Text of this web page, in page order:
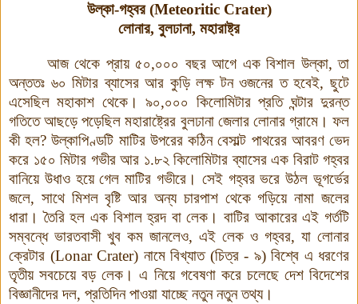
উল্কা-গহ্বর (Meteoritic Crater)
লোনার, বুলঢানা, মহারাষ্ট্র
আজ থেকে প্রায় ৫০,০০০ বছর আগে এক বিশাল উল্কা, তা
অন্ততঃ ৬০ মিটার ব্যাসের আর কুড়ি লক্ষ টন ওজনের ত হবেই, ছুটে
এসেছিল মহাকাশ থেকে। ৯০,০০০ কিলোমিটার প্রতি ঘন্টার দুরন্ত
গতিতে আছড়ে পড়েছিল মহারাষ্ট্রের বুলঢানা জেলার লোনার গ্রামে। ফল
কী হল? উল্কাপিণ্ডটি মাটির উপরের কঠিন বেসাল্ট পাথরের আবরণ ভেদ
করে ১৫০ মিটার গভীর আর ১.৮২ কিলোমিটার ব্যাসের এক বিরাট গহ্বর
বানিয়ে উধাও হয়ে গেল মাটির গভীরে। সেই গহ্বর ভরে উঠল ভূগর্ভের
জলে, সাথে মিশল বৃষ্টি আর অন্য চারপাশ থেকে গড়িয়ে নামা জলের
ধারা। তৈরি হল এক বিশাল হ্রদ বা লেক। বাটির আকারের এই গর্তটি
সম্বন্ধে ভারতবাসী খুব কম জানলেও, এই লেক ও গহ্বর, যা লোনার
ক্রেটার (Lonar Crater) নামে বিখ্যাত (চিত্র - ৯) বিশ্বে এ ধরণের
তৃতীয় সবচেয়ে বড় লেক। এ নিয়ে গবেষণা করে চলেছে দেশ বিদেশের
বিজ্ঞানীদের দল, প্রতিদিন পাওয়া যাচ্ছে নতুন নতুন তথ্য।